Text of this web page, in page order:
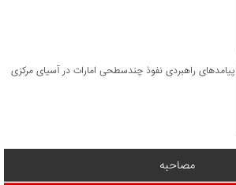
پیامدهای راهبردی نفوذ چندسطحی امارات در آسیای مرکزی
مصاحبه